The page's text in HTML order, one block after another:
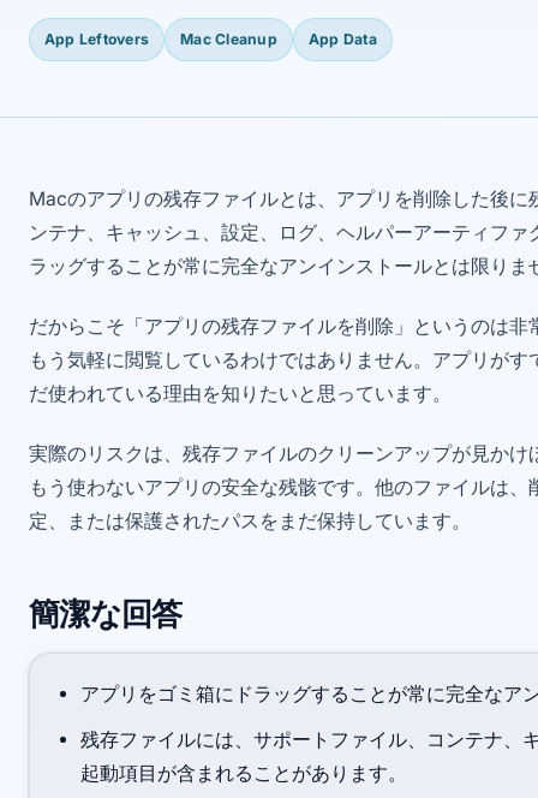
App Leftovers Mac Cleanup App Data
Macのアプリの残存ファイルとは、アプリを削除した後
ンテナ、キャッシュ、設定、ログ、ヘルパーアーティフ
ラッグすることが常に完全なアンインストールとは限りま
だからこそ「アプリの残存ファイルを削除」というのは
もう気軽に閲覧しているわけではありません。アプリが
だ使われている理由を知りたいと思っています。
実際のリスクは、残存ファイルのクリーンアップが見か
もう使わないアプリの安全な残骸です。他のファイルは
定、または保護されたパスをまだ保持しています。
簡潔な回答
アプリをゴミ箱にドラッグすることが常に完全なア
残存ファイルには、サポートファイル、コンテナ、
起動項目が含まれることがあります。